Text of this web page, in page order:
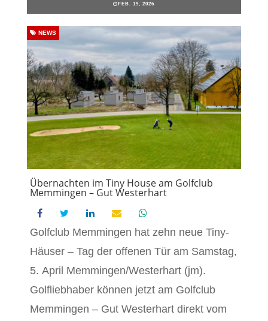
FEB. 19, 2026
Übernachten im Tiny House am Golfclub
Memmingen – Gut Westerhart
NEWS
Golfclub Memmingen hat zehn neue Tiny-
Häuser – Tag der offenen Tür am Samstag,
5. April Memmingen/Westerhart (jm).
Golfliebhaber können jetzt am Golfclub
Memmingen – Gut Westerhart direkt vom